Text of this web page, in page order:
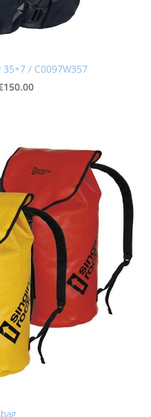
35+7 / C0097W357